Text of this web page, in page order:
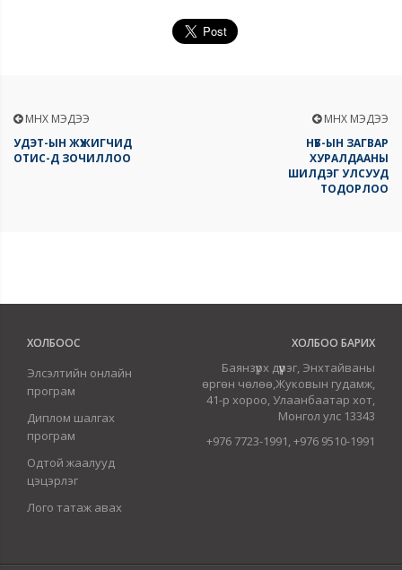
ӨМНӨХ МЭДЭЭ
УДЭТ-ЫН ЖҮЖИГЧИД
ОТИС-Д ЗОЧИЛЛОО
ӨМНӨХ МЭДЭЭ
НҮБ-ЫН ЗАГВАР
ХУРАЛДААНЫ
ШИЛДЭГ УЛСУУД
ТОДОРЛОО
ХОЛБООС
Элсэлтийн онлайн
програм
Диплом шалгах
програм
Одтой жаалууд
цэцэрлэг
Лого татаж авах
ХОЛБОО БАРИХ
Баянзүрх дүүрэг, Энхтайваны
өргөн чөлөө,Жуковын гудамж,
41-р хороо, Улаанбаатар хот,
Монгол улс 13343
+976 7723-1991, +976 9510-1991